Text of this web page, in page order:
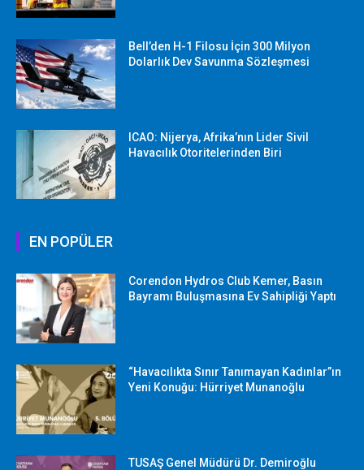
Bell’den H-1 Filosu İçin 300 Milyon
Dolarlık Dev Savunma Sözleşmesi
ICAO: Nijerya, Afrika’nın Lider Sivil
Havacılık Otoritelerinden Biri
EN POPÜLER
Corendon Hydros Club Kemer, Basın
Bayramı Buluşmasına Ev Sahipliği Yaptı
“Havacılıkta Sınır Tanımayan Kadınlar”ın
Yeni Konuğu: Hürriyet Munanoğlu
TUSAŞ Genel Müdürü Dr. Demiroğlu